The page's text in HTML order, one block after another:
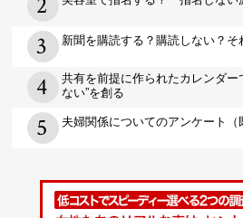
新聞を購読する？購読しない？
共有を前提に作られたカレンダー
ない”を創る
夫婦関係についてのアンケート（